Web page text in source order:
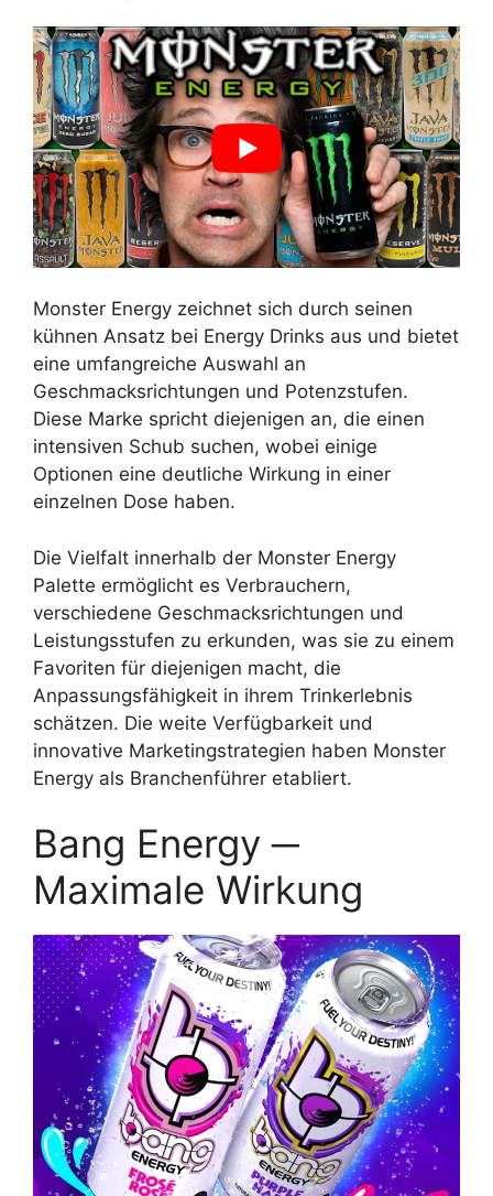
Monster Energy zeichnet sich durch seinen
kühnen Ansatz bei Energy Drinks aus und bietet
eine umfangreiche Auswahl an
Geschmacksrichtungen und Potenzstufen.
Diese Marke spricht diejenigen an, die einen
intensiven Schub suchen, wobei einige
Optionen eine deutliche Wirkung in einer
einzelnen Dose haben.
Die Vielfalt innerhalb der Monster Energy
Palette ermöglicht es Verbrauchern,
verschiedene Geschmacksrichtungen und
Leistungsstufen zu erkunden, was sie zu einem
Favoriten für diejenigen macht, die
Anpassungsfähigkeit in ihrem Trinkerlebnis
schätzen. Die weite Verfügbarkeit und
innovative Marketingstrategien haben Monster
Energy als Branchenführer etabliert.
Bang Energy ─
Maximale Wirkung